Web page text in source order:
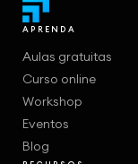
APRENDA
Aulas gratuitas
Curso online
Workshop
Eventos
Blog